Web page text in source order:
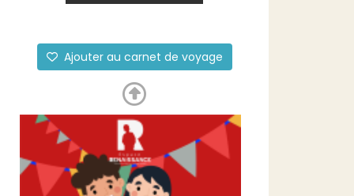
Ajouter au carnet de voyage